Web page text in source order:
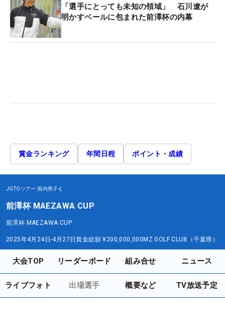
「選手にとっても未知の領域」 石川遼が
明かすベールに包まれた前澤杯の内幕
賞金ランキング 年間日程 ポイント・成績
JGTOツアー 国内男子
前澤杯 MAEZAWA CUP
前澤杯 MAEZAWA CUP
2025年4月24日-4月27日賞金総額 ¥200,000,000MZ GOLF CLUB（千葉県）
大会TOP リーダーボード 組み合せ ニュース
ライブフォト 出場選手 概要など TV放送予定